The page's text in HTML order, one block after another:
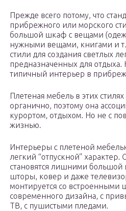
Прежде всего потому, что
прибрежного или морского
большой шкаф с вещами
нужными вещами, книгами и
стили для создания светлых
предназначенных для
типичный интерьер в
Плетеная мебель в этих
органично, поэтому она
курортом, отдыхом. Но не с
жизнью.
Интерьеры с плетеной
легкий “отпускной” характер.
становятся лишними
шторы, ковер и даже
монтируется со встроенными
современного дизайна, с
ТВ, с пушистыми пледами.